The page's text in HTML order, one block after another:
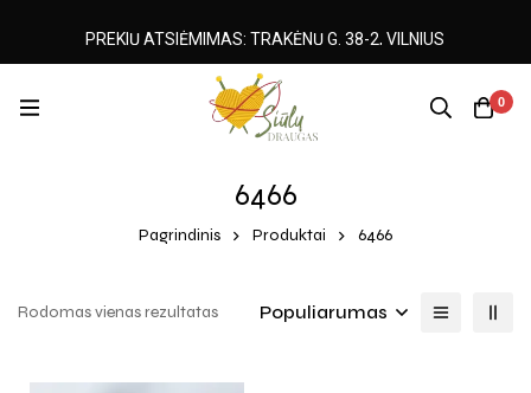
0
6466
Pagrindinis Produktai 6466
Rodomas vienas rezultatas Populiarumas
PREKIŲ ATSIĖMIMAS: TRAKĖNŲ G. 38-2, VILNIUS